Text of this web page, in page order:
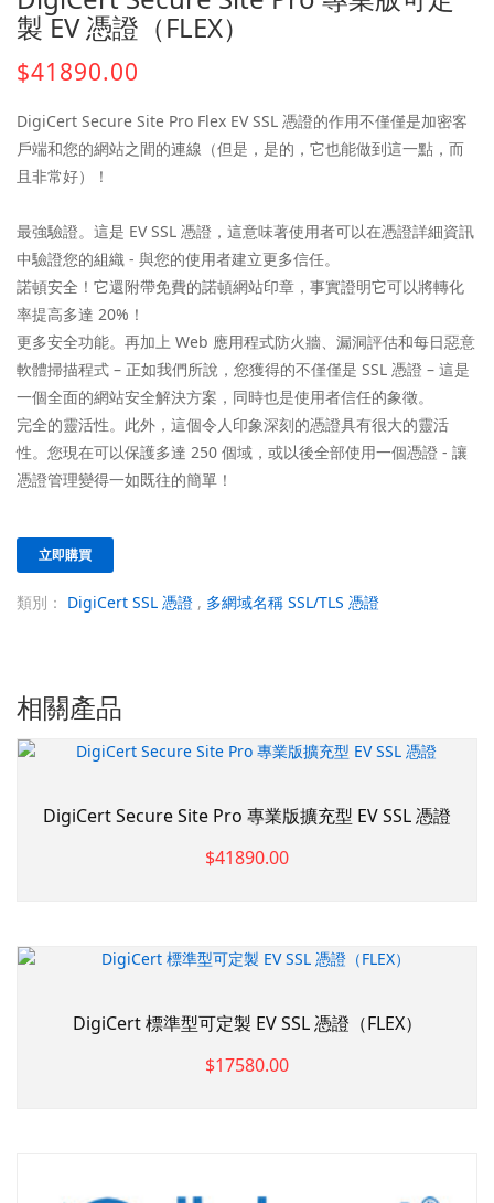
製 EV 憑證（FLEX）
$41890.00
DigiCert Secure Site Pro Flex EV SSL 憑證的作用不僅僅是加密客
戶端和您的網站之間的連線（但是，是的，它也能做到這一點，而
且非常好）！
最強驗證。這是 EV SSL 憑證，這意味著使用者可以在憑證詳細資訊
中驗證您的組織 - 與您的使用者建立更多信任。
諾頓安全！它還附帶免費的諾頓網站印章，事實證明它可以將轉化
率提高多達 20%！
更多安全功能。再加上 Web 應用程式防火牆、漏洞評估和每日惡意
軟體掃描程式 – 正如我們所說，您獲得的不僅僅是 SSL 憑證 – 這是
一個全面的網站安全解決方案，同時也是使用者信任的象徵。
完全的靈活性。此外，這個令人印象深刻的憑證具有很大的靈活
性。您現在可以保護多達 250 個域，或以後全部使用一個憑證 - 讓
憑證管理變得一如既往的簡單！
立即購買
類別： DigiCert SSL 憑證 , 多網域名稱 SSL/TLS 憑證
相關產品
DigiCert Secure Site Pro 專業版擴充型 EV SSL 憑證
$41890.00
DigiCert 標準型可定製 EV SSL 憑證（FLEX）
$17580.00